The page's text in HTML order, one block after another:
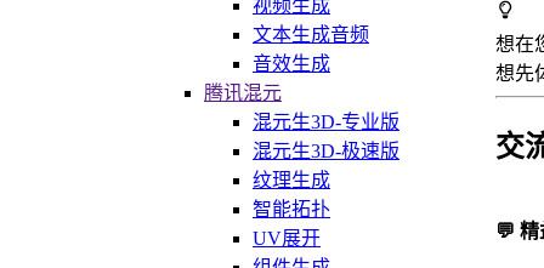
视频生成
文本生成音频
音效生成
腾讯混元
混元生3D-专业版
混元生3D-极速版
纹理生成
智能拓扑
UV展开
想在
想先
交
💬